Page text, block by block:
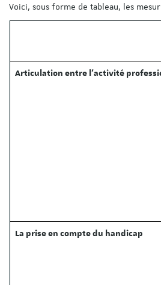
Voici, sous forme de tableau, les
Articulation entre l’activité
La prise en compte du handicap